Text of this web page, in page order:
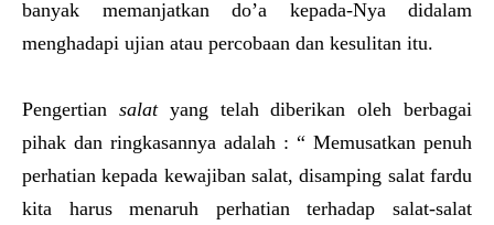
banyak memanjatkan do’a kepada-Nya didalam
menghadapi ujian atau percobaan dan kesulitan itu.
Pengertian salatyang telah diberikan oleh berbagai
pihak dan ringkasannya adalah : “ Memusatkan penuh
perhatian kepada kewajiban salat, disamping salat fardu
kita harus menaruh perhatian terhadap salat-salat